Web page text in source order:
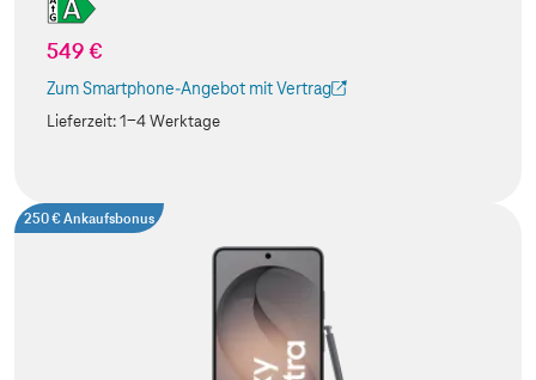
549 €
Zum Smartphone-Angebot mit Vertrag
(Der Link wird in einem neuen Tab geöffnet)
Lieferzeit:1-4 Werktage
250 € Ankaufsbonus